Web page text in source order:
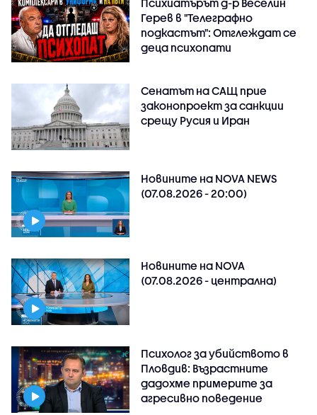
Психиатърът д-р Веселин
Герев в "Телеграфно
подкастът": Отглеждат се
деца психопати
Сенатът на САЩ прие
законопроект за санкции
срещу Русия и Иран
Новините на NOVA NEWS
(07.08.2026 - 20:00)
Новините на NOVA
(07.08.2026 - централна)
Психолог за убийството в
Пловдив: Възрастните
дадохме примерите за
агресивно поведение